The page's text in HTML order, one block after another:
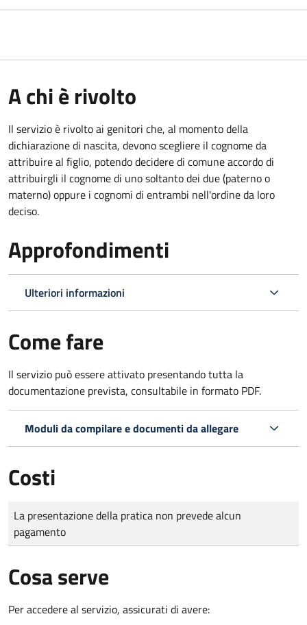
A chi è rivolto
Il servizio è rivolto ai genitori che, al momento della
dichiarazione di nascita, devono scegliere il cognome da
attribuire al figlio, potendo decidere di comune accordo di
attribuirgli il cognome di uno soltanto dei due (paterno o
materno) oppure i cognomi di entrambi nell'ordine da loro
deciso.
Approfondimenti
Ulteriori informazioni
Come fare
Il servizio può essere attivato presentando tutta la
documentazione prevista, consultabile in formato PDF.
Moduli da compilare e documenti da allegare
Costi
Tipo di pagamento
Importo
La presentazione della pratica non prevede alcun
pagamento
Cosa serve
Per accedere al servizio, assicurati di avere: